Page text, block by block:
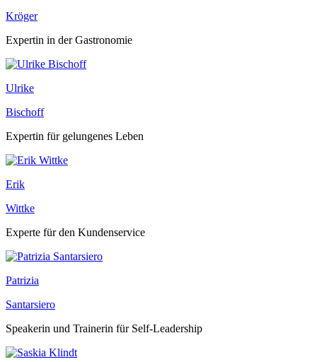
Kröger
Expertin in der Gastronomie
Ulrike
Bischoff
Expertin für gelungenes Leben
Erik
Wittke
Experte für den Kundenservice
Patrizia
Santarsiero
Speakerin und Trainerin für Self-Leadership